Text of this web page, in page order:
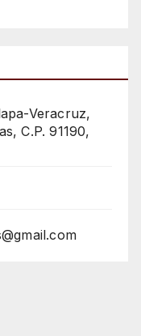
Veracruz,
C.P. 91190,